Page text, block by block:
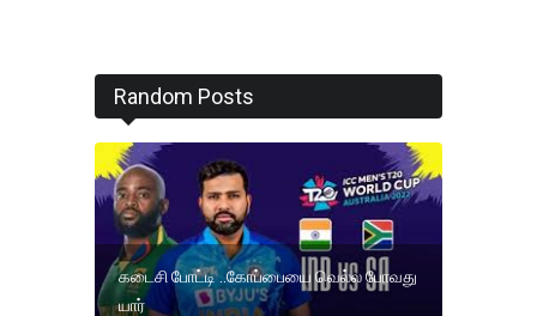
Random Posts
கடைசி போட்டி ..கோப்பையை வெல்ல போவது
யார்